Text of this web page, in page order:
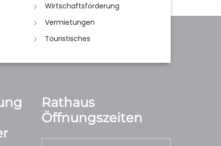
Wirtschaftsförderung
Vermietungen
Touristisches
Rathaus
Öffnungszeiten